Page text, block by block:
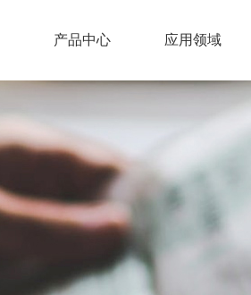
产品中心 应用领域